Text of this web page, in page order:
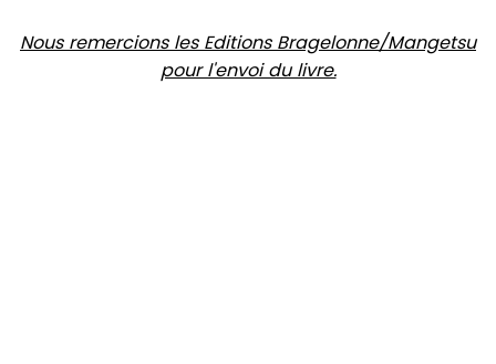
Nous remercions les Editions Bragelonne/Mangetsu
pour l'envoi du livre.